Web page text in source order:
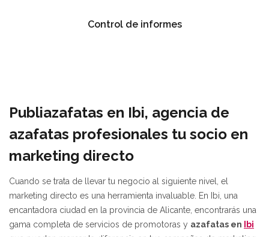
Control de informes
Publiazafatas en Ibi, agencia de
azafatas profesionales tu socio en
marketing directo
Cuando se trata de llevar tu negocio al siguiente nivel, el
marketing directo es una herramienta invaluable. En Ibi, una
encantadora ciudad en la provincia de Alicante, encontrarás una
gama completa de servicios de promotoras y azafatas en Ibi